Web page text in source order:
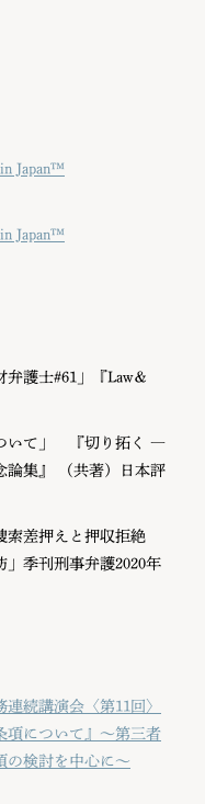
Japan™
Japan™
弁護士#61」『Law＆
ついて」 『切り拓く ―
集』 （共著）日本評
索差押えと押収拒絶
季刊刑事弁護2020年
続講演会〈第11回〉
項について』〜第三者
の検討を中心に〜